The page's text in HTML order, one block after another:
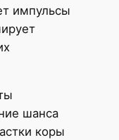
импульсы
шанса
коры